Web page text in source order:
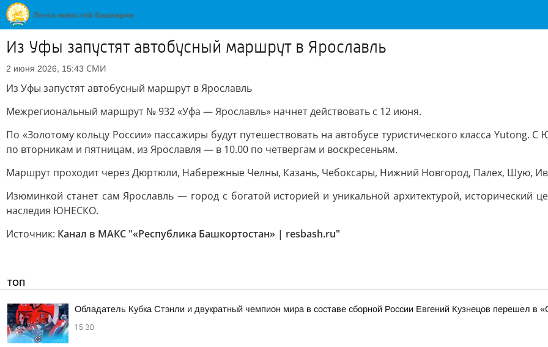
Из Уфы запустят автобусный маршрут в Ярославль
2 июня 2026, 15:43 СМИ
Из Уфы запустят автобусный маршрут в Ярославль
Межрегиональный маршрут № 932 «Уфа — Ярославль» начнет действовать с 12 июня.
По «Золотому кольцу России» пассажиры будут путешествовать на автобусе туристического класса Yutong.
по вторникам и пятницам, из Ярославля — в 10.00 по четвергам и воскресеньям.
Маршрут проходит через Дюртюли, Набережные Челны, Казань, Чебоксары, Нижний Новгород, Палех, Шую,
Изюминкой станет сам Ярославль — город с богатой историей и уникальной архитектурой, исторический
наследия ЮНЕСКО.
Источник: Канал в МАКС "«Республика Башкортостан» | resbash.ru"
ТОП
Обладатель Кубка Стэнли и двукратный чемпион мира в составе сборной России Евгений Кузнецов перешел в
15:30